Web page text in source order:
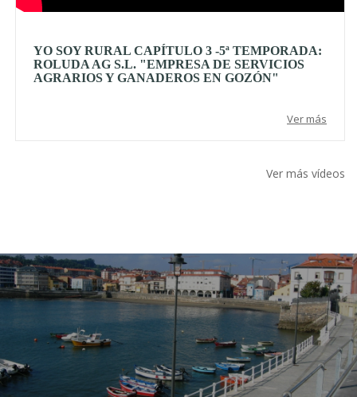
YO SOY RURAL CAPÍTULO 3 -5ª TEMPORADA:
ROLUDA AG S.L. "EMPRESA DE SERVICIOS
AGRARIOS Y GANADEROS EN GOZÓN"
Ver más
Ver más vídeos